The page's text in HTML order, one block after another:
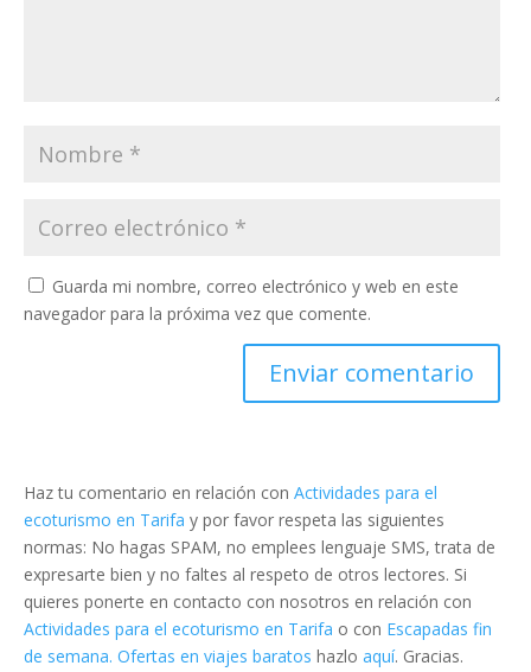
Guarda mi nombre, correo electrónico y web en este
navegador para la próxima vez que comente.
Haz tu comentario en relación con Actividades para el
ecoturismo en Tarifa y por favor respeta las siguientes
normas: No hagas SPAM, no emplees lenguaje SMS, trata de
expresarte bien y no faltes al respeto de otros lectores. Si
quieres ponerte en contacto con nosotros en relación con
Actividades para el ecoturismo en Tarifa o con Escapadas fin
de semana. Ofertas en viajes baratos hazlo aquí. Gracias.